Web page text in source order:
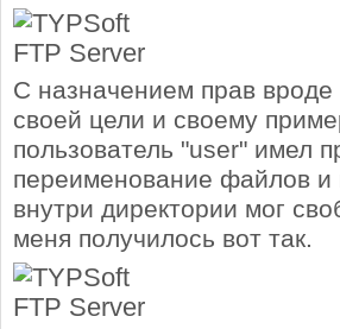
С назначением прав
своей цели и своему
пользователь "user" имел
переименование файлов и
внутри директории мог
меня получилось вот так.